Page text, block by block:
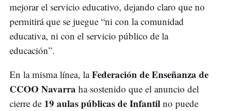
mejorar el servicio educativo, dejando claro que no
permitirá que se juegue “ni con la comunidad
educativa, ni con el servicio público de la
educación”.
En la misma línea, laFederación de Enseñanza de
CCOO Navarra ha sostenido que el anuncio del
cierre de 19 aulas públicas de Infantil no puede